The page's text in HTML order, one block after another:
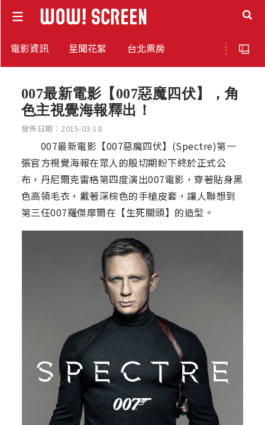
電影資訊 星聞花絮 台北票房
007最新電影【007惡魔四伏】，角
色主視覺海報釋出！
發佈日期：2015-03-18
007最新電影【007惡魔四伏】(Spectre)第一
張官方視覺海報在眾人的殷切期盼下終於正式公
布，丹尼爾克雷格第四度演出007電影，穿著貼身黑
色高領毛衣，戴著深棕色的手槍皮套，讓人聯想到
第三任007羅傑摩爾在【生死關頭】的造型。